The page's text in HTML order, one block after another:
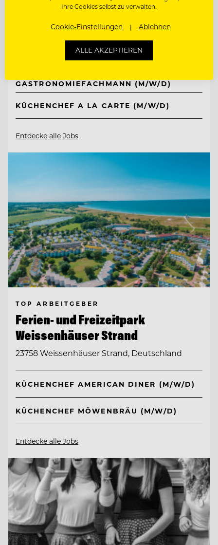
Jungbrunn - Der Gutzeitort
6675 Tannheim/Tirol, Österreich
GASTRONOMIEFACHMANN (M/W/D)
KÜCHENCHEF A LA CARTE (M/W/D)
Entdecke alle Jobs
TOP ARBEITGEBER
Ferien- und Freizeitpark
Weissenhäuser Strand
23758 Weissenhäuser Strand, Deutschland
KÜCHENCHEF AMERICAN DINER (M/W/D)
KÜCHENCHEF MÖWENBRÄU (M/W/D)
Entdecke alle Jobs
Ihre Cookies selbst zu verwalten.
Cookie-Einstellungen Ablehnen
ALLE AKZEPTIEREN